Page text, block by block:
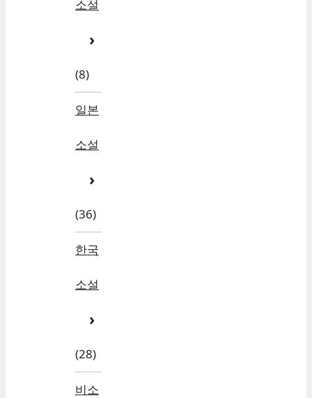
소설
(8)
일본
소설
(36)
한국
소설
(28)
비소